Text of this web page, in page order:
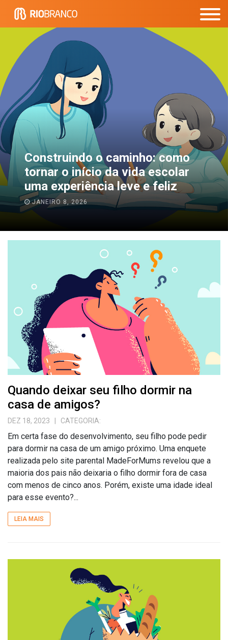
Construindo o caminho: como
tornar o início da vida escolar
uma experiência leve e feliz
JANEIRO 8, 2026
Quando deixar seu filho dormir na
casa de amigos?
DEZ 18, 2023 | CATEGORIA:
Em certa fase do desenvolvimento, seu filho pode pedir
para dormir na casa de um amigo próximo. Uma enquete
realizada pelo site parental MadeForMums revelou que a
maioria dos pais não deixaria o filho dormir fora de casa
com menos de cinco anos. Porém, existe uma idade ideal
para esse evento?...
LEIA MAIS